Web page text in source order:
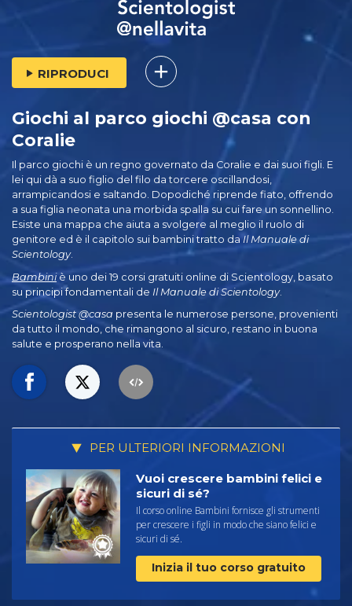
RIPRODUCI
Giochi al parco giochi @casa con
Coralie
Il parco giochi è un regno governato da Coralie e dai suoi figli. E
lei qui dà a suo figlio del filo da torcere oscillandosi,
arrampicandosi e saltando. Dopodiché riprende fiato, offrendo
a sua figlia neonata una morbida spalla su cui fare un sonnellino.
Esiste una mappa che aiuta a svolgere al meglio il ruolo di
genitore ed è il capitolo sui bambini tratto daIl Manuale di
Scientology.
Bambiniè uno dei 19 corsi gratuiti online di Scientology, basato
su principi fondamentali de Il Manuale di Scientology.
Scientologist @casa presenta le numerose persone, provenienti
da tutto il mondo, che rimangono al sicuro, restano in buona
salute e prosperano nella vita.
PER ULTERIORI INFORMAZIONI
Vuoi crescere bambini felici e
sicuri di sé?
Il corso online Bambini fornisce gli strumenti
per crescere i figli in modo che siano felici e
sicuri di sé.
Inizia il tuo corso gratuito